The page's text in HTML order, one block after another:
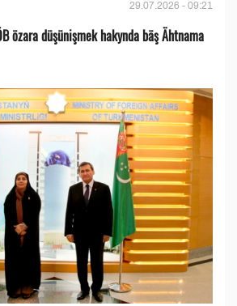
29.07.2026 - 09:21
özara düşünişmek hakynda bäş Ähtnama